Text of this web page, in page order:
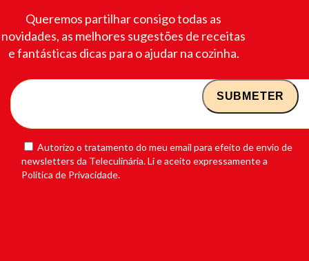
Queremos partilhar consigo todas as
novidades, as melhores sugestões de receitas
e fantásticas dicas para o ajudar na cozinha.
Autorizo o tratamento do meu email para efeito de envio de
newsletters da Teleculinária. Li e aceito expressamente a
Política de Privacidade.